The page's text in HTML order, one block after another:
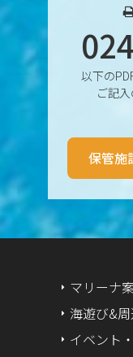
2024年9月
2024年8月
2024年6月
2024年5月
2024年4月
2024年2月
以下の
ご記
保管施
マリーナ
海遊び&
イベント